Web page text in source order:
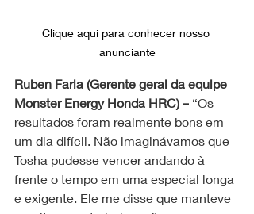
Clique aqui para conhecer nosso
anunciante
Ruben Faria (Gerente geral da equipe
Monster Energy Honda HRC) – “Os
resultados foram realmente bons em
um dia difícil. Não imaginávamos que
Tosha pudesse vencer andando à
frente o tempo em uma especial longa
e exigente. Ele me disse que manteve